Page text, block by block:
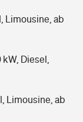
Limousine, ab
Diesel,
Limousine, ab